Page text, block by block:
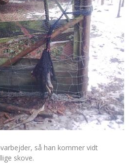
så han kommer vidt
skove.